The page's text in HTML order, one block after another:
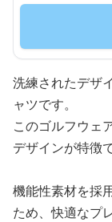
洗練されたデザ
ャツです。
このゴルフウェ
デザインが特徴
機能性素材を採
ため、快適なプ